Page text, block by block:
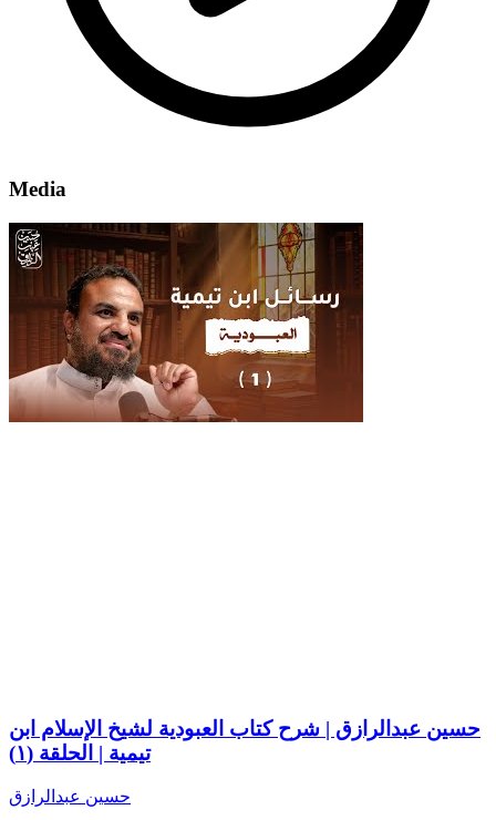
Media
حسين عبدالرازق | شرح كتاب العبودية لشيخ الإسلام ابن
تيمية | الحلقة (١)
حسين عبدالرازق